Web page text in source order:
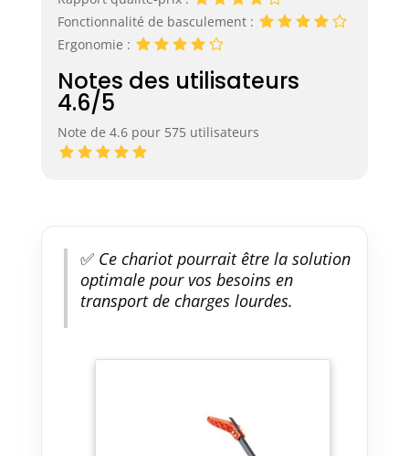
Fonctionnalité de basculement :
Ergonomie :
Notes des utilisateurs
4.6/5
Note de 4.6 pour 575 utilisateurs
✅Ce chariot pourrait être la solution
optimale pour vos besoins en
transport de charges lourdes.